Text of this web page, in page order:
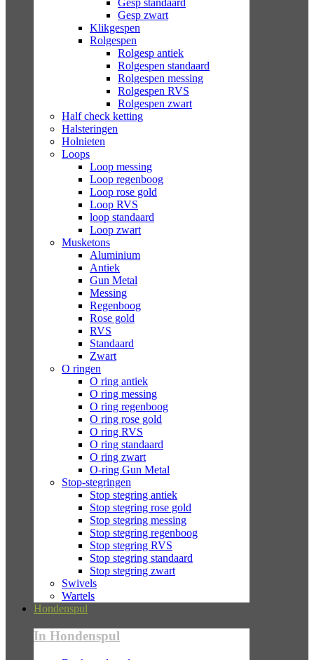
Gesp standaard
Gesp zwart
Klikgespen
Rolgespen
Rolgesp antiek
Rolgespen standaard
Rolgespen messing
Rolgespen RVS
Rolgespen zwart
Half check ketting
Halsteringen
Holnieten
Loops
Loop messing
Loop regenboog
Loop rose gold
Loop RVS
loop standaard
Loop zwart
Musketons
Aluminium
Antiek
Gun Metal
Messing
Regenboog
Rose gold
RVS
Standaard
Zwart
O ringen
O ring antiek
O ring messing
O ring regenboog
O ring rose gold
O ring RVS
O ring standaard
O ring zwart
O-ring Gun Metal
Stop-stegringen
Stop stegring antiek
Stop stegring rose gold
Stop stegring messing
Stop stegring regenboog
Stop stegring RVS
Stop stegring standaard
Stop stegring zwart
Swivels
Wartels
Hondenspul
In Hondenspul